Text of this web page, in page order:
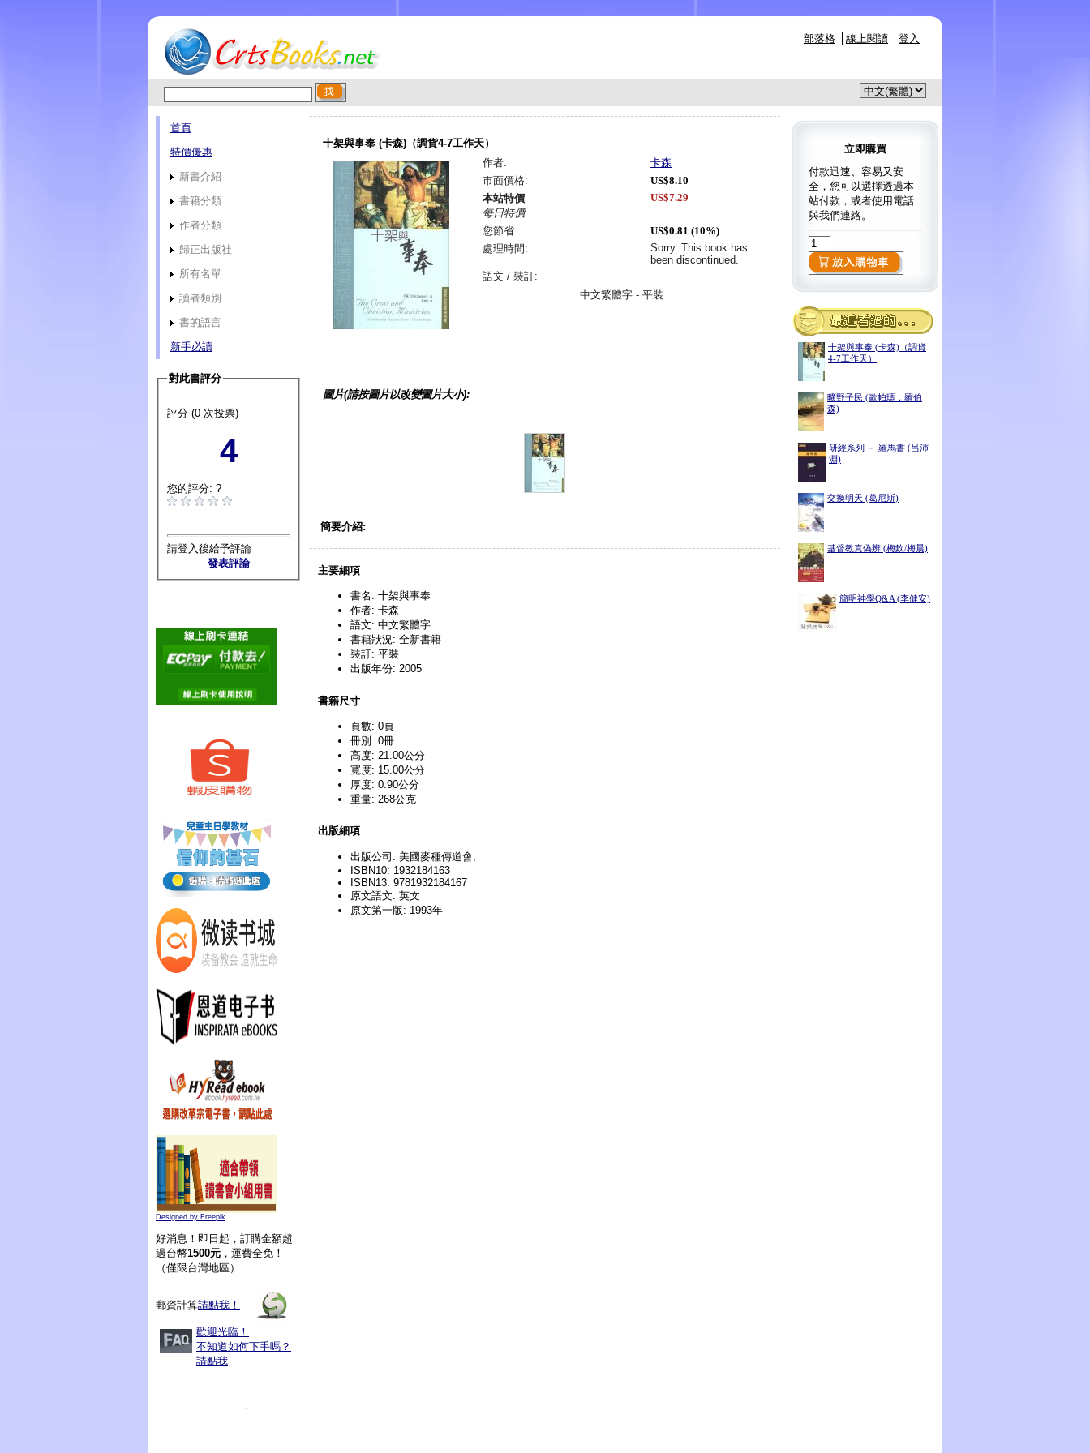
部落格 線上閱讀 登入
首頁
特價優惠
新書介紹
書籍分類
作者分類
歸正出版社
所有名單
讀者類別
書的語言
新手必讀
對此書評分
評分 (0 次投票)
4
您的評分: ?
請登入後給予評論
發表評論
Designed by Freepik
好消息！即日起，訂購金額超
過台幣1500元 ，運費全免！
（僅限台灣地區）
郵資計算請點我！
歡迎光臨！
不知道如何下手嗎？
請點我
立即購買
付款迅速、容易又安
全，您可以選擇透過本
站付款，或者使用電話
與我們連絡。
十架與事奉 (卡森)（調貨
4-7工作天）
曠野子民 (歐帕瑪．羅伯
森)
研經系列 － 羅馬書 (呂沛
淵)
交換明天 (葛尼斯)
基督教真偽辨 (梅欽/梅晨)
簡明神學Q&A (李健安)
十架與事奉 (卡森)（調貨4-7工作天）
作者:
卡森
市面價格:
US$8.10
本站特價
每日特價
US$7.29
您節省:
US$0.81 (10%)
處理時間:
Sorry. This book has
been discontinued.
語文 / 裝訂:
中文繁體字 - 平裝
圖片(請按圖片以改變圖片大小):
簡要介紹:
主要細項
書名: 十架與事奉
作者: 卡森
語文: 中文繁體字
書籍狀況: 全新書籍
裝訂: 平裝
出版年份: 2005
書籍尺寸
頁數: 0頁
冊別: 0冊
高度: 21.00公分
寬度: 15.00公分
厚度: 0.90公分
重量: 268公克
出版細項
出版公司: 美國麥種傳道會,
ISBN10: 1932184163
ISBN13: 9781932184167
原文語文: 英文
原文第一版: 1993年